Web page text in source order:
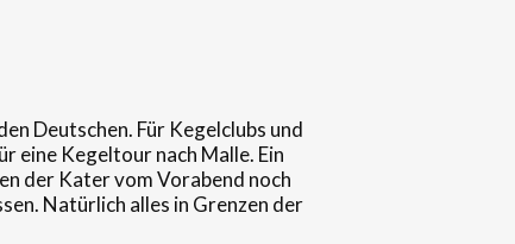
Deutschen. Für Kegelclubs und
eine Kegeltour nach Malle. Ein
der Kater vom Vorabend noch
Natürlich alles in Grenzen der